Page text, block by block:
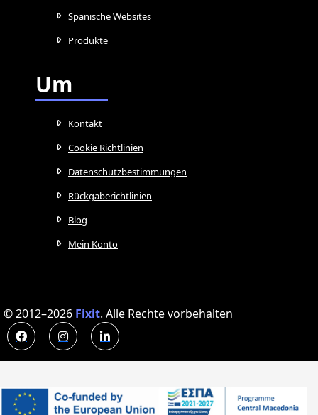
Spanische Websites
Produkte
Um
Kontakt
Cookie Richtlinien
Datenschutzbestimmungen
Rückgaberichtlinien
Blog
Mein Konto
© 2012–2026 Fixit. Alle Rechte vorbehalten